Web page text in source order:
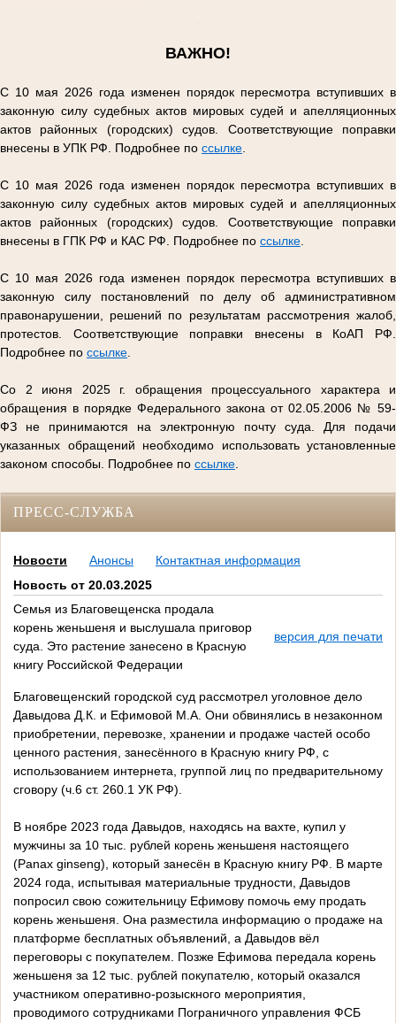
ВАЖНО!
С 10 мая 2026 года изменен порядок пересмотра вступивших в
законную силу судебных актов мировых судей и апелляционных
актов районных (городских) судов. Соответствующие поправки
внесены в УПК РФ. Подробнее по ссылке
С 10 мая 2026 года изменен порядок пересмотра вступивших в
законную силу судебных актов мировых судей и апелляционных
актов районных (городских) судов. Соответствующие поправки
внесены в ГПК РФ и КАС РФ. Подробнее по ссылке
С 10 мая 2026 года изменен порядок пересмотра вступивших в
законную силу постановлений по делу об административном
правонарушении, решений по результатам рассмотрения жалоб,
протестов. Соответствующие поправки внесены в КоАП РФ.
Подробнее по ссылке
Со 2 июня 2025 г. обращения процессуального характера и
обращения в порядке Федерального закона от 02.05.2006 № 59-
ФЗ не принимаются на электронную почту суда. Для подачи
указанных обращений необходимо использовать установленные
законом способы. Подробнее по ссылке
ПРЕСС-СЛУЖБА
Новости Анонсы
Контактная информация
Новость от 20.03.2025
Семья из Благовещенска продала
корень женьшеня и выслушала приговор
суда. Это растение занесено в Красную
книгу Российской Федерации
версия для печати
Благовещенский городской суд рассмотрел уголовное дело
Давыдова Д.К. и Ефимовой М.А. Они обвинялись в незаконном
приобретении, перевозке, хранении и продаже частей особо
ценного растения, занесённого в Красную книгу РФ, с
использованием интернета, группой лиц по предварительному
сговору (ч.6 ст. 260.1 УК РФ).
В ноябре 2023 года Давыдов, находясь на вахте, купил у
мужчины за 10 тыс. рублей корень женьшеня настоящего
(Panax ginseng), который занесён в Красную книгу РФ. В марте
2024 года, испытывая материальные трудности, Давыдов
попросил свою сожительницу Ефимову помочь ему продать
корень женьшеня. Она разместила информацию о продаже на
платформе бесплатных объявлений, а Давыдов вёл
переговоры с покупателем. Позже Ефимова передала корень
женьшеня за 12 тыс. рублей покупателю, который оказался
участником оперативно-розыскного мероприятия,
проводимого сотрудниками Пограничного управления ФСБ